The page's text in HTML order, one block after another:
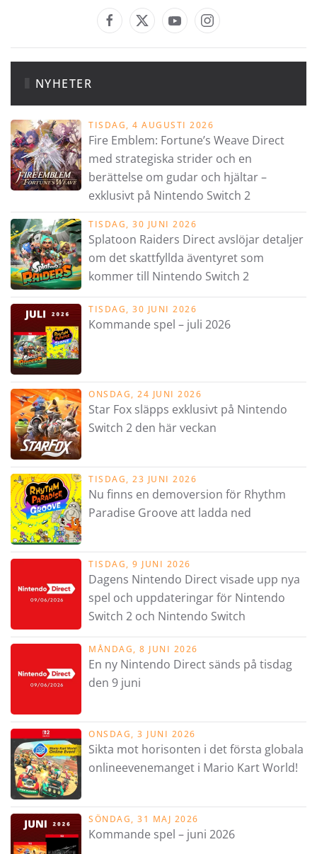
NYHETER
TISDAG, 4 AUGUSTI 2026
Fire Emblem: Fortune’s Weave Direct
med strategiska strider och en
berättelse om gudar och hjältar –
exklusivt på Nintendo Switch 2
TISDAG, 30 JUNI 2026
Splatoon Raiders Direct avslöjar detaljer
om det skattfyllda äventyret som
kommer till Nintendo Switch 2
TISDAG, 30 JUNI 2026
Kommande spel – juli 2026
ONSDAG, 24 JUNI 2026
Star Fox släpps exklusivt på Nintendo
Switch 2 den här veckan
TISDAG, 23 JUNI 2026
Nu finns en demoversion för Rhythm
Paradise Groove att ladda ned
TISDAG, 9 JUNI 2026
Dagens Nintendo Direct visade upp nya
spel och uppdateringar för Nintendo
Switch 2 och Nintendo Switch
MÅNDAG, 8 JUNI 2026
En ny Nintendo Direct sänds på tisdag
den 9 juni
ONSDAG, 3 JUNI 2026
Sikta mot horisonten i det första globala
onlineevenemanget i Mario Kart World!
SÖNDAG, 31 MAJ 2026
Kommande spel – juni 2026